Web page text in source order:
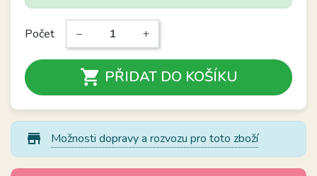
Počet − +
 PŘIDAT DO KOŠÍKU
store_mall_directory Možnosti dopravy a rozvozu pro toto zboží